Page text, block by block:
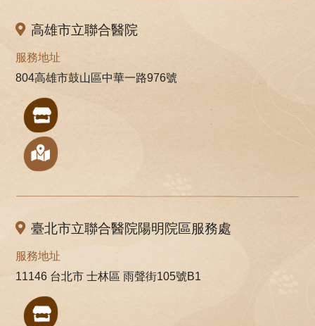
高雄市立聯合醫院
服務地址
804高雄市鼓山區中華一路976號
臺北市立聯合醫院陽明院區服務處
服務地址
11146 台北市 士林區 雨聲街105號B1